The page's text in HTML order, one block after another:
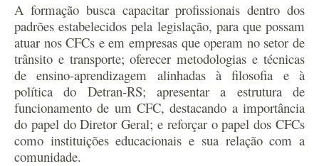
A formação busca capacitar profissionais dentro dos
padrões estabelecidos pela legislação, para que possam
atuar nos CFCs e em empresas que operam no setor de
trânsito e transporte; oferecer metodologias e técnicas
de ensino-aprendizagem alinhadas à filosofia e à
política do Detran-RS; apresentar a estrutura de
funcionamento de um CFC, destacando a importância
do papel do Diretor Geral; e reforçar o papel dos CFCs
como instituições educacionais e sua relação com a
comunidade.